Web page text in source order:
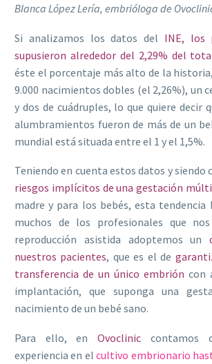
Blanca López Lería, embrióloga de
Si analizamos los datos del INE, los
supusieron alrededor del 2,29% del
éste el porcentaje más alto de la
9.000 nacimientos dobles (el 2,26%), un
y dos de cuádruples, lo que quiere decir
alumbramientos fueron de más de un
mundial está situada entre el 1 y el 1,5%.
Teniendo en cuenta estos datos y siendo
riesgos implícitos de una gestación
madre y para los bebés, esta tendencia
muchos de los profesionales que
reproducción asistida adoptemos un
nuestros pacientes, que es el de
transferencia de un único embrión con
implantación, que suponga una
nacimiento de un bebé sano.
Para ello, enOvoclinic contamos
experiencia en el cultivo embrionario